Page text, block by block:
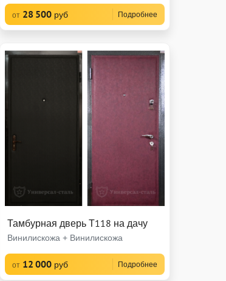
от 28 500 руб Подробнее
Тамбурная дверь Т118 на дачу
Винилискожа + Винилискожа
от 12 000 руб Подробнее